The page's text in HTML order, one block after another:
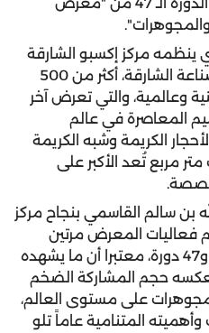
إكسبو الشارقة، فعاليات الدورة الـ 47 من "معرض
مركز إكسبو الشارقة
بدعم من غرفة تجارة وصناعة الشارقة، أكثر من 500
وعالمية، والتي تعرض آخر
المعاصرة في عالم
الكريمة وشبه الكريمة
تبلغ 30 ألف متر مربع تُعد الأكبر على
بن سالم القاسمي بنجاح مركز
فعاليات المعرض مرتين
سنويا على مدار 26 عاما و47 دورة، معتبرا أن ما يشهده
حجم المشاركة الضخم
على مستوى العالم،
المتنامية عاماً تلو